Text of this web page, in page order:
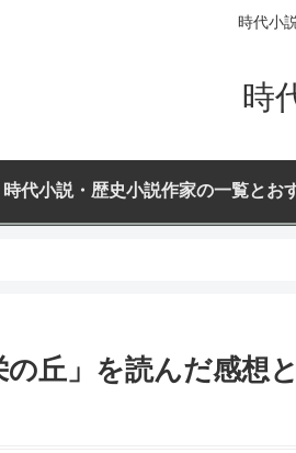
時代小
時
時代小説・歴史小説作家の一覧とお
丘」を読んだ感想